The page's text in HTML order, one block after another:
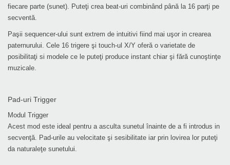
fiecare parte (sunet). Puteţi crea beat-uri combinând până la 16 parţi pe
secventă.
Paşii sequencer-ului sunt extrem de intuitivi fiind mai uşor in crearea
paternurului. Cele 16 trigere şi touch-ul X/Y oferă o varietate de
posibilitaţi si modele ce le puteţi produce instant chiar şi fără cunoştinţe
muzicale.
Pad-uri Trigger
Modul Trigger
Acest mod este ideal pentru a asculta sunetul înainte de a fi introdus in
secvenţă. Pad-urile au velocitate şi sesibilitate iar prin lovirea lor puteţi
da naturaleţe sunetului.